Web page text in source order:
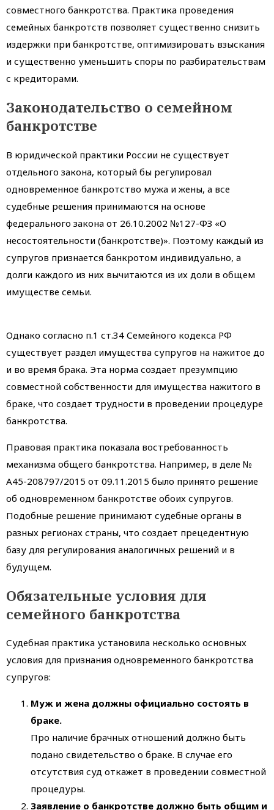
совместного банкротства. Практика проведения
семейных банкротств позволяет существенно снизить
издержки при банкротстве, оптимизировать взыскания
и существенно уменьшить споры по разбирательствам
с кредиторами.
Законодательство о семейном
банкротстве
В юридической практики России не существует
отдельного закона, который бы регулировал
одновременное банкротство мужа и жены, а все
судебные решения принимаются на основе
федерального закона от 26.10.2002 №127-ФЗ «О
несостоятельности (банкротстве)». Поэтому каждый из
супругов признается банкротом индивидуально, а
долги каждого из них вычитаются из их доли в общем
имуществе семьи.
Однако согласно п.1 ст.34 Семейного кодекса РФ
существует раздел имущества супругов на нажитое до
и во время брака. Эта норма создает презумпцию
совместной собственности для имущества нажитого в
браке, что создает трудности в проведении процедуре
банкротства.
Правовая практика показала востребованность
механизма общего банкротства. Например, в деле №
А45-208797/2015 от 09.11.2015 было принято решение
об одновременном банкротстве обоих супругов.
Подобные решение принимают судебные органы в
разных регионах страны, что создает прецедентную
базу для регулирования аналогичных решений и в
будущем.
Обязательные условия для
семейного банкротства
Судебная практика установила несколько основных
условия для признания одновременного банкротства
супругов:
Муж и жена должны официально состоять в
браке.
Про наличие брачных отношений должно быть
подано свидетельство о браке. В случае его
отсутствия суд откажет в проведении совместной
процедуры.
Заявление о банкротстве должно быть общим и